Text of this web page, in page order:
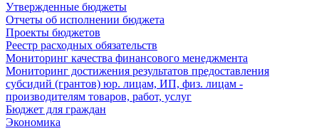
Утвержденные бюджеты
Отчеты об исполнении бюджета
Проекты бюджетов
Реестр расходных обязательств
Мониторинг качества финансового менеджмента
Мониторинг достижения результатов предоставления
субсидий (грантов) юр. лицам, ИП, физ. лицам -
производителям товаров, работ, услуг
Бюджет для граждан
Экономика